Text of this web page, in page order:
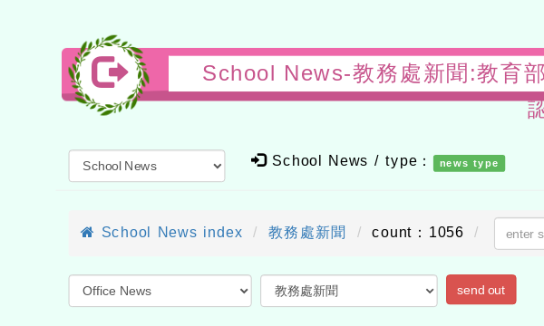
School News-教務處新聞:教育
School News / type： news type
School News index 教務處新聞 count：1056
send out